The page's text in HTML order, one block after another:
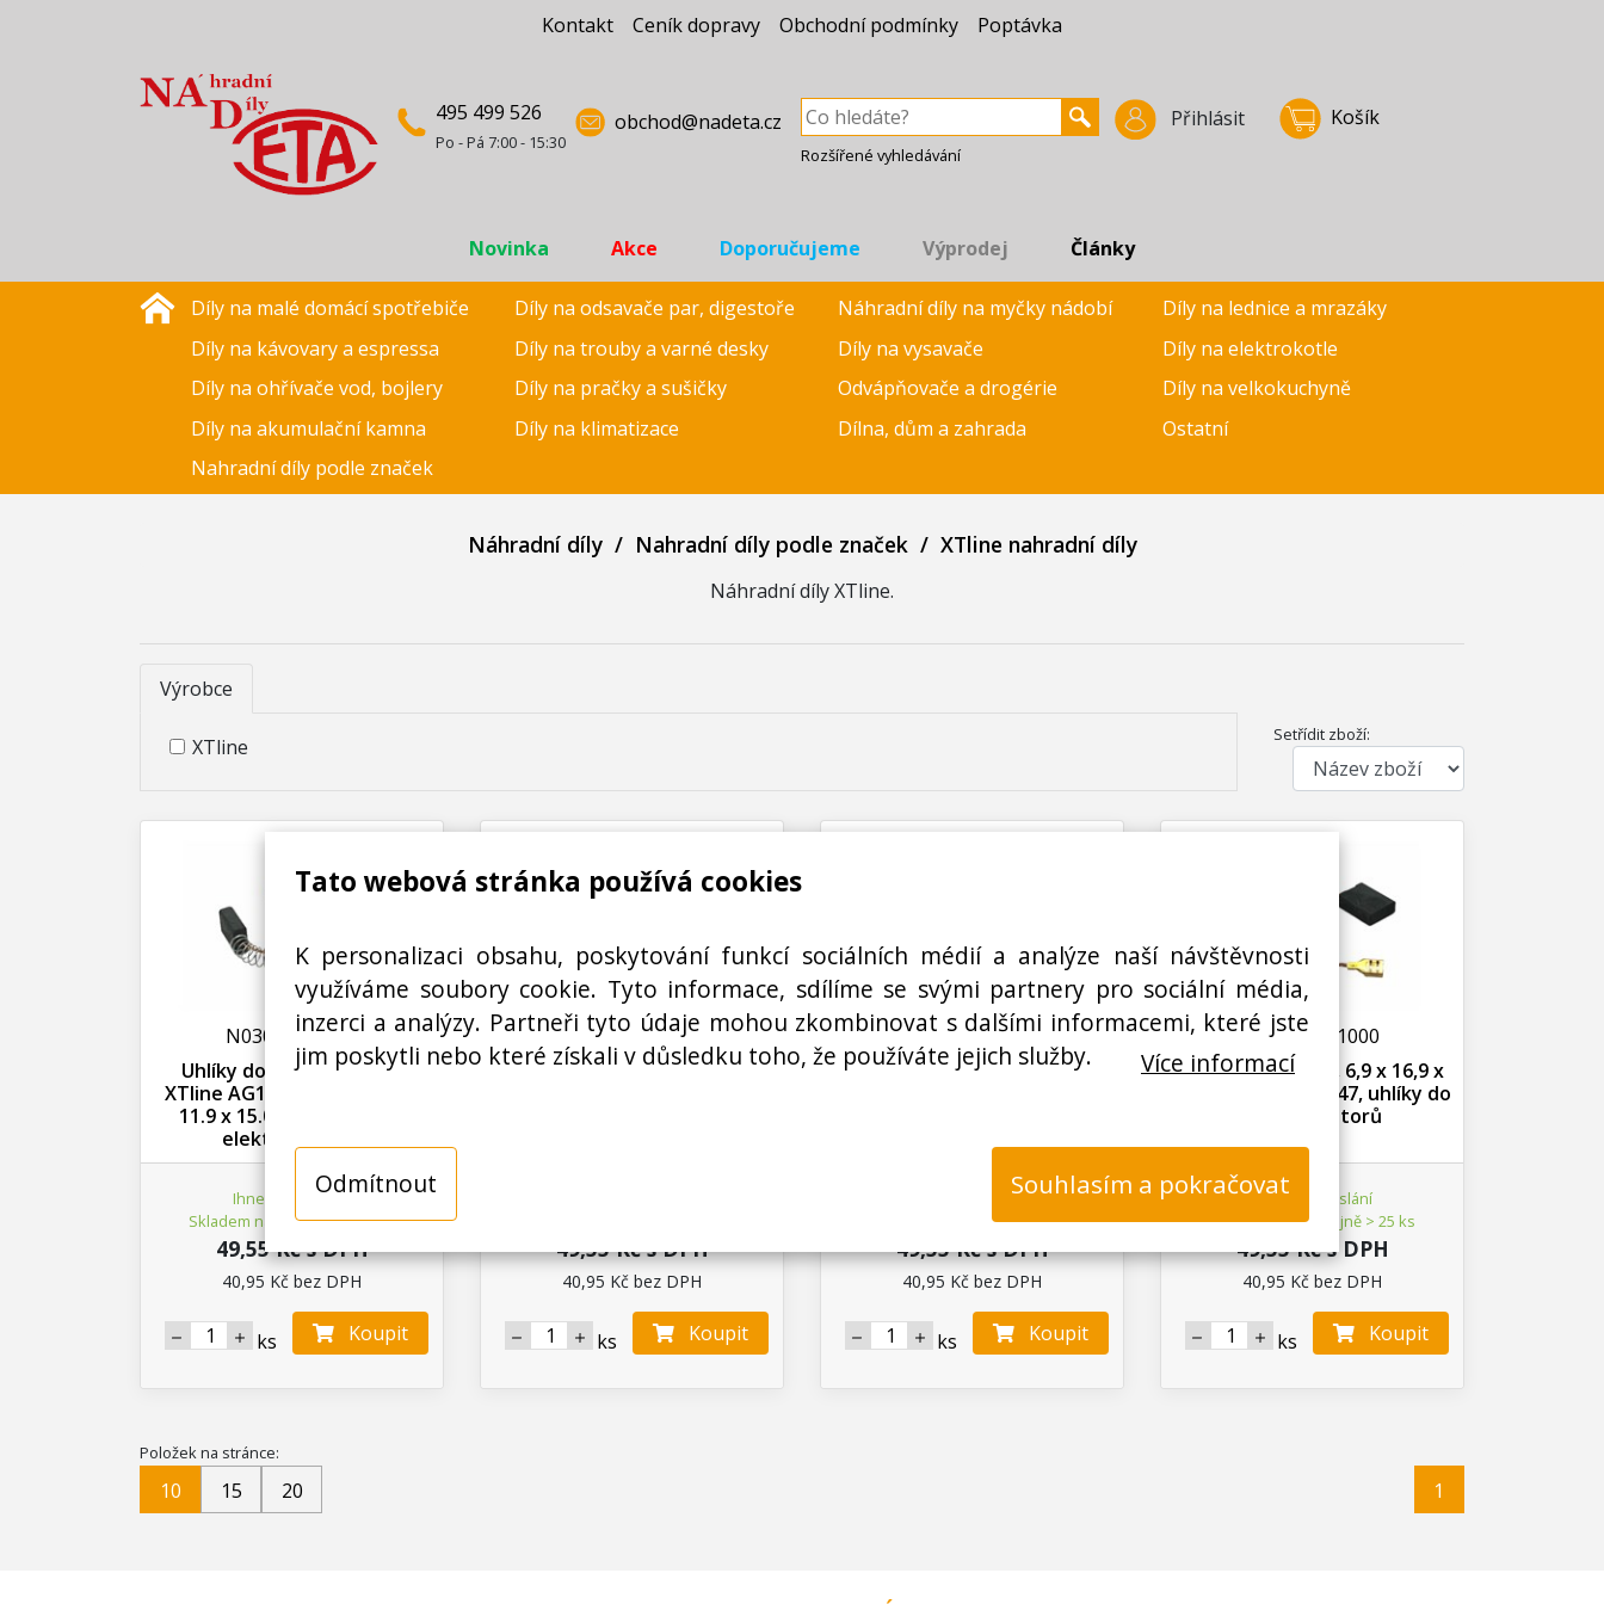
Tato webová stránka používá cookies
K personalizaci obsahu, poskytování funkcí sociálních médií a analýze naší návštěvnosti
využíváme soubory cookie. Tyto informace, sdílíme se svými partnery pro sociální média,
inzerci a analýzy. Partneři tyto údaje mohou zkombinovat s dalšími informacemi, které jste
jim poskytli nebo které získali v důsledku toho, že používáte jejich služby.
Více informací
Souhlasím a pokračovat
Odmítnout
Kontakt Ceník dopravy Obchodní podmínky Poptávka
495 499 526
Po - Pá 7:00 - 15:30
obchod@nadeta.cz Přihlásit Košík
Rozšířené vyhledávání
Novinka Akce Doporučujeme Výprodej Články
Díly na malé domácí spotřebiče Díly na odsavače par, digestoře Náhradní díly na myčky nádobí
Díly na lednice a mrazáky
Díly na kávovary a espressa
Díly na trouby a varné desky Díly na vysavače
Díly na elektrokotle
Díly na ohřívače vod, bojlery
Díly na pračky a sušičky Odvápňovače a drogérie
Díly na velkokuchyně
Díly na akumulační kamna
Díly na klimatizace Dílna, dům a zahrada
Ostatní
Nahradní díly podle značek
Náhradní díly/ Nahradní díly podle značek/ XTline nahradní díly
Náhradní díly XTline.
Výrobce
XTline Setřídit zboží:
N03000211700
Uhlíky do úhlové brusky
XTline AG1503-46, 2ks, 5.8 x
11.9 x 15.0 mm, uhlíky do
elektromotorů
Ihned k odeslání
Skladem na prodejně > 25 ks
49,55 Kč s DPH
40,95 Kč bez DPH
ks Koupit
N03000211400
Uhlíky XTline 2ks, 6,2 x 10,9 x
49,55 Kč s DPH
40,95 Kč bez DPH
ks Koupit
N03000211600
Uhlíky XTline 2ks, 6,9 x 10,8 x
Ihned k odeslání
Skladem na prodejně > 25 ks
49,55 Kč s DPH
40,95 Kč bez DPH
ks Koupit
N03000211000
Uhlíky XTline 2ks, 6,9 x 16,9 x
21,7 mm, AG2302-47, uhlíky do
elektromotorů
Ihned k odeslání
Skladem na prodejně > 25 ks
49,55 Kč s DPH
40,95 Kč bez DPH
ks Koupit
Položek na stránce:
10 15 20 1